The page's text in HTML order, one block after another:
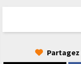
Partagez